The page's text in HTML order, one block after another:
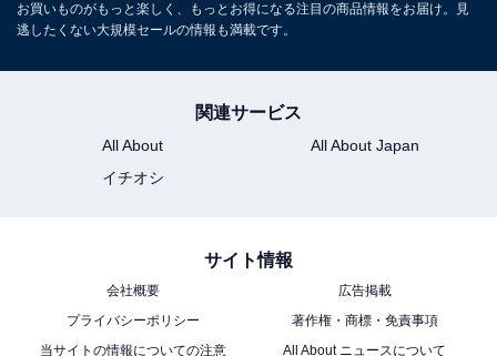
お買いものがもっと楽しく、もっとお得になる注目の商品情報をお届け。見
逃したくない大規模セールの情報も満載です。
関連サービス
All About
All About Japan
イチオシ
サイト情報
会社概要
広告掲載
プライバシーポリシー
著作権・商標・免責事項
当サイトの情報についての注意
All About ニュースについて